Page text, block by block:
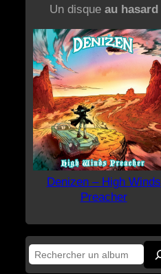
Un disque au hasard
Denizen – High Winds
Preacher
Rechercher